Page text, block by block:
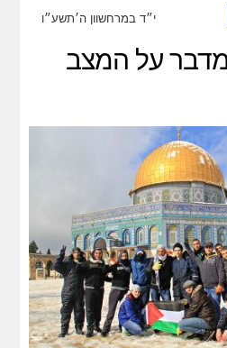
י״ד במרחשוון ה׳תשע״ו
מדבר על המצב